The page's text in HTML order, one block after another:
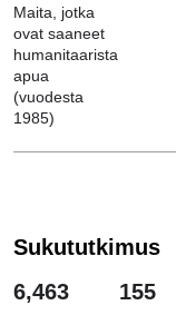
Maita, jotka
ovat saaneet
humanitaarista
apua
(vuodesta
1985)
Sukututkimus
6,463
155